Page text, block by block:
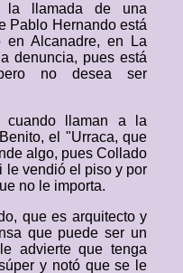
la llamada de una
Pablo Hernando está
Alcanadre, en La
denuncia, pues está
no desea ser
cuando llaman a la
el "Urraca, que
algo, pues Collado
le vendió el piso y por
no le importa.
que es arquitecto y
que puede ser un
advierte que tenga
y notó que se le